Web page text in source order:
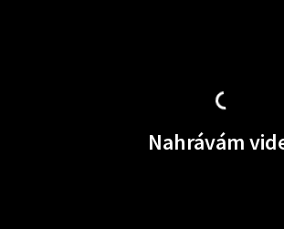
Nahrávám